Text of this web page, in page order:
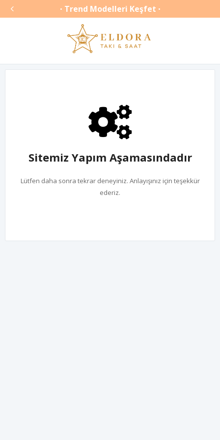
 • Trend Modelleri Keşfet •
Sitemiz Yapım Aşamasındadır
Lütfen daha sonra tekrar deneyiniz. Anlayışınız için teşekkür
ederiz.